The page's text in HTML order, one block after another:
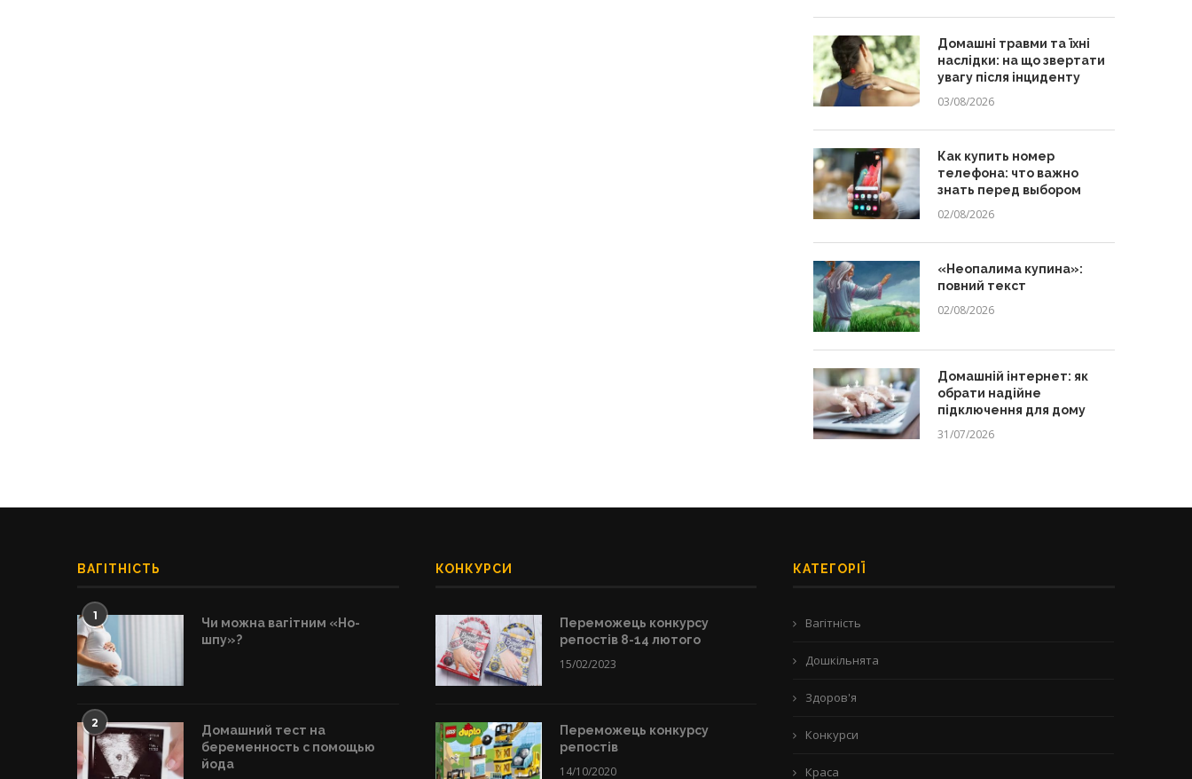
Домашні травми та їхні
наслідки: на що звертати
увагу після інциденту
03/08/2026
Как купить номер
телефона: что важно
знать перед выбором
02/08/2026
«Неопалима купина»:
повний текст
02/08/2026
Домашній інтернет: як
обрати надійне
підключення для дому
31/07/2026
ВАГІТНІСТЬ
1
Чи можна вагітним «Но-
шпу»?
2
Домашний тест на
беременность с помощью
йода
КОНКУРСИ
Переможець конкурсу
репостів 8-14 лютого
15/02/2023
Переможець конкурсу
репостів
14/10/2020
КАТЕГОРІЇ
Вагітність
Дошкільнята
Здоров'я
Конкурси
Краса